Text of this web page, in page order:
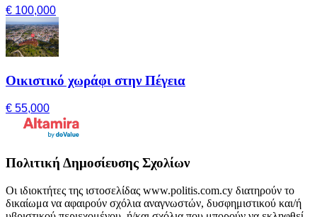
€ 100,000
Οικιστικό χωράφι στην Πέγεια
€ 55,000
Πολιτική Δημοσίευσης Σχολίων
Οι ιδιοκτήτες της ιστοσελίδας www.politis.com.cy διατηρούν το
δικαίωμα να αφαιρούν σχόλια αναγνωστών, δυσφημιστικού και/ή